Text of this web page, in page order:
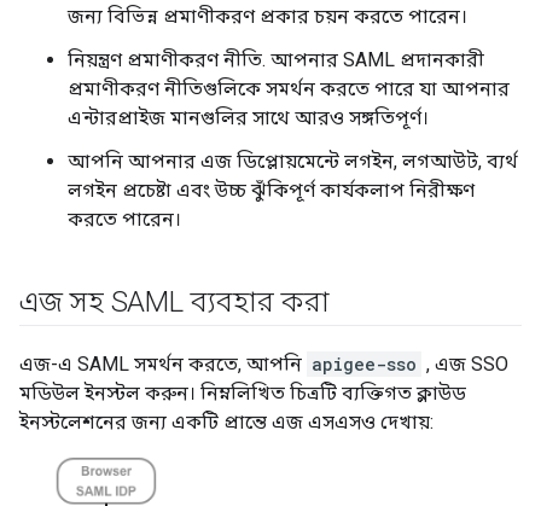
জন্য বিভিন্ন প্রমাণীকরণ প্রকার চয়ন করতে পারেন।
নিয়ন্ত্রণ প্রমাণীকরণ নীতি. আপনার SAML প্রদানকারী
প্রমাণীকরণ নীতিগুলিকে সমর্থন করতে পারে যা আপনার
এন্টারপ্রাইজ মানগুলির সাথে আরও সঙ্গতিপূর্ণ।
আপনি আপনার এজ ডিপ্লোয়মেন্টে লগইন, লগআউট, ব্যর্থ
লগইন প্রচেষ্টা এবং উচ্চ ঝুঁকিপূর্ণ কার্যকলাপ নিরীক্ষণ
করতে পারেন।
এজ সহ SAML ব্যবহার করা
এজ-এ SAML সমর্থন করতে, আপনি apigee-sso , এজ SSO
মডিউল ইনস্টল করুন। নিম্নলিখিত চিত্রটি ব্যক্তিগত ক্লাউড
ইনস্টলেশনের জন্য একটি প্রান্তে এজ এসএসও দেখায়: